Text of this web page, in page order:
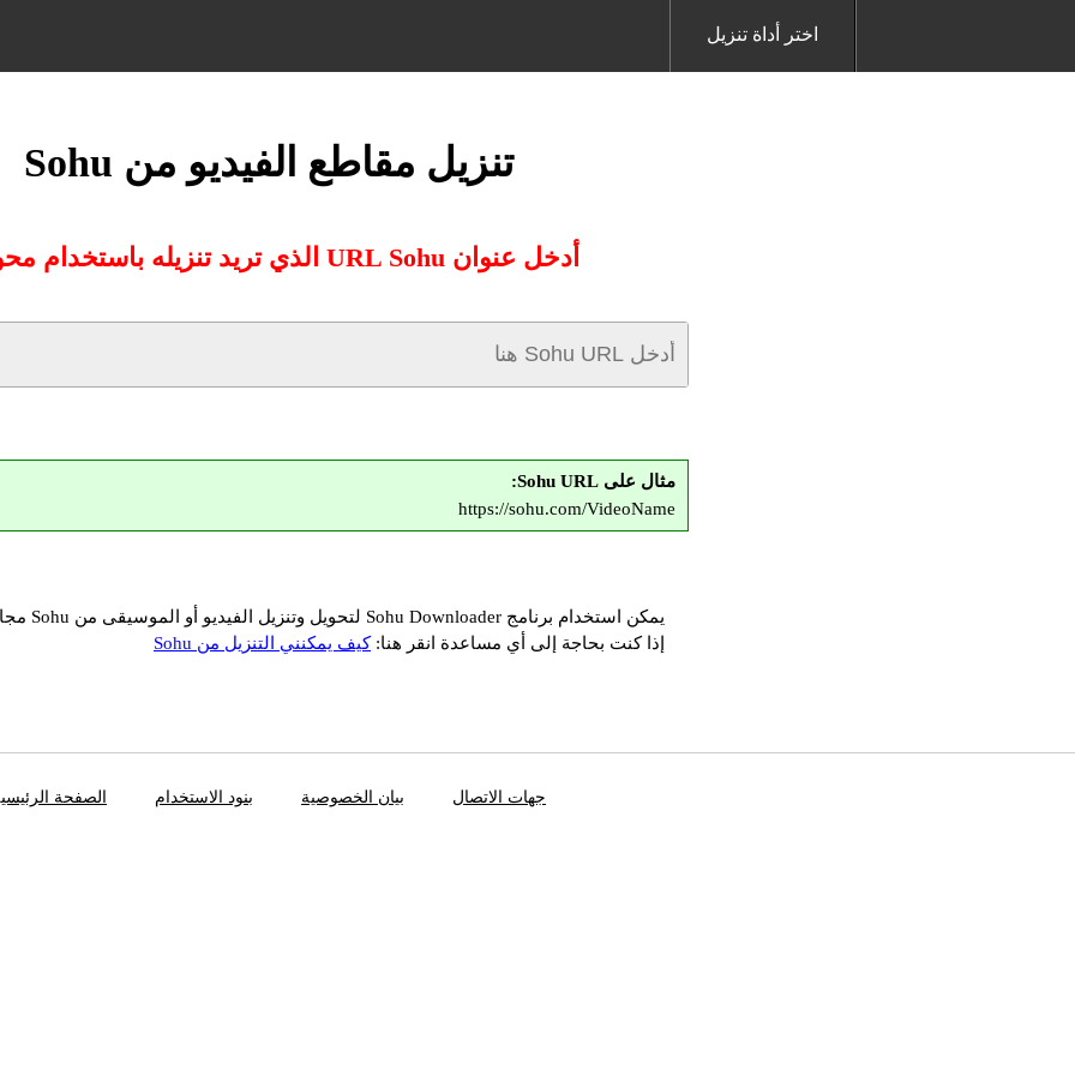
اختر أداة تنزيل
تنزيل مقاطع الفيديو من Sohu
أدخل عنوان URL Sohu الذي تريد تنزيله باستخدام محولنا:
مثال على Sohu URL:
https://sohu.com/VideoName
يمكن استخدام برنامج Sohu Downloader لتحويل وتنزيل الفيديو أو الموسيقى من Sohu مجانًا
إذا كنت بحاجة إلى أي مساعدة انقر هنا:كيف يمكنني التنزيل من Sohu
الصفحة بنود الاستخدام بيان الخصوصية جهات الاتصال